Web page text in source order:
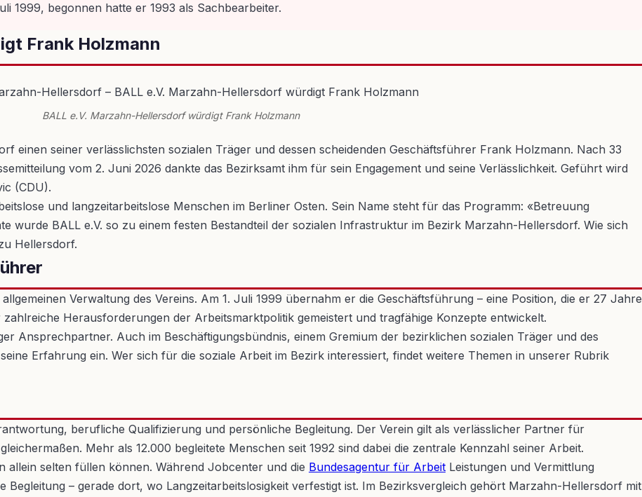
1999, begonnen hatte er 1993 als Sachbearbeiter.
Frank Holzmann
BALL e.V. Marzahn-Hellersdorf würdigt Frank Holzmann
einen seiner verlässlichsten sozialen Träger und dessen scheidenden Geschäftsführer Frank Holzmann. Nach 33
vom 2. Juni 2026 dankte das Bezirksamt ihm für sein Engagement und seine Verlässlichkeit. Geführt wird
(CDU).
und langzeitarbeitslose Menschen im Berliner Osten. Sein Name steht für das Programm: «Betreuung
wurde BALL e.V. so zu einem festen Bestandteil der sozialen Infrastruktur im Bezirk Marzahn-Hellersdorf. Wie sich
Hellersdorf.
Verwaltung des Vereins. Am 1. Juli 1999 übernahm er die Geschäftsführung – eine Position, die er 27 Jahre
Herausforderungen der Arbeitsmarktpolitik gemeistert und tragfähige Konzepte entwickelt.
Ansprechpartner. Auch im Beschäftigungsbündnis, einem Gremium der bezirklichen sozialen Träger und des
Erfahrung ein. Wer sich für die soziale Arbeit im Bezirk interessiert, findet weitere Themen in unserer Rubrik
berufliche Qualifizierung und persönliche Begleitung. Der Verein gilt als verlässlicher Partner für
Mehr als 12.000 begleitete Menschen seit 1992 sind dabei die zentrale Kennzahl seiner Arbeit.
allein selten füllen können. Während Jobcenter und die Bundesagentur für Arbeit Leistungen und Vermittlung
Begleitung – gerade dort, wo Langzeitarbeitslosigkeit verfestigt ist. Im Bezirksvergleich gehört Marzahn-Hellersdorf mit